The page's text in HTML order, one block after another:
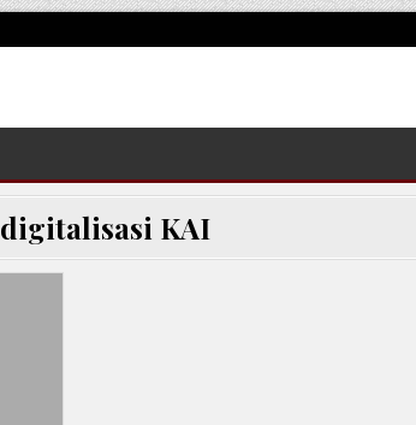
digitalisasi KAI